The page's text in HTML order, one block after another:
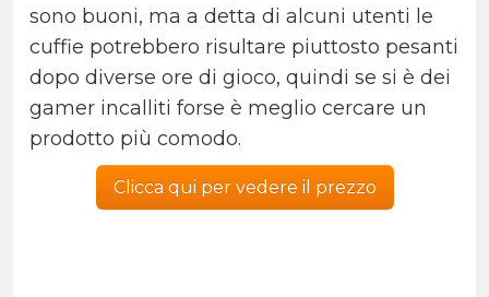
sono buoni, ma a detta di alcuni utenti le
cuffie potrebbero risultare piuttosto pesanti
dopo diverse ore di gioco, quindi se si è dei
gamer incalliti forse è meglio cercare un
prodotto più comodo.
Clicca qui per vedere il prezzo